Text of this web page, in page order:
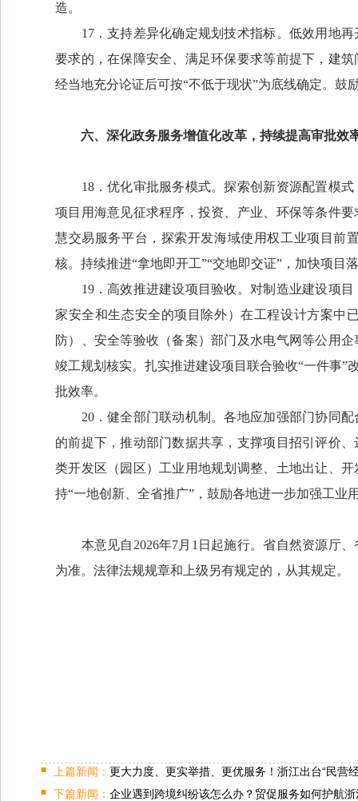
造。
17．支持差异化确定规划技术指标。低效用地再
要求的，在保障安全、满足环保要求等前提下，建
经当地充分论证后可按“不低于现状”为底线确定。
六、深化政务服务增值化改革，持续提高审批效
18．优化审批服务模式。探索创新资源配置模式
项目用海意见征求程序，投资、产业、环保等条件
慧交易服务平台，探索开发海域使用权工业项目前
核。持续推进“拿地即开工”“交地即交证”，加快项目
19．高效推进建设项目验收。对制造业建设项目
家安全和生态安全的项目除外）在工程设计方案中
防）、安全等验收（备案）部门及水电气网等公用
竣工规划核实。扎实推进建设项目联合验收“一件事
批效率。
20．健全部门联动机制。各地应加强部门协同配
的前提下，推动部门数据共享，支撑项目招引评价
类开发区（园区）工业用地规划调整、土地出让、
持“一地创新、全省推广”，鼓励各地进一步加强工
本意见自2026年7月1日起施行。省自然资源厅、
为准。法律法规规章和上级另有规定的，从其规定。
上篇新闻： 更大力度、更实举措、更优服务！浙江出台“民营
下篇新闻： 企业遇到跨境纠纷该怎么办？贸促服务如何护航